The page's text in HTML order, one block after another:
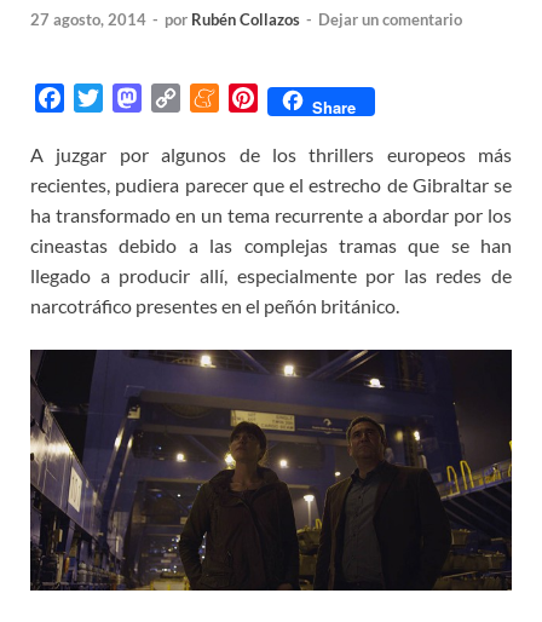
27 agosto, 2014 - por Rubén Collazos - Dejar un comentario
c
e
b
o
o
k
i
t
t
e
r
M
s
t
o
d
o
n
p
y
L
n
k
M
n
e
a
m
e
P
n
t
e
r
e
s
Share
A juzgar por algunos de los thrillers europeos más
recientes, pudiera parecer que el estrecho de Gibraltar se
ha transformado en un tema recurrente a abordar por los
cineastas debido a las complejas tramas que se han
llegado a producir allí, especialmente por las redes de
narcotráfico presentes en el peñón británico.